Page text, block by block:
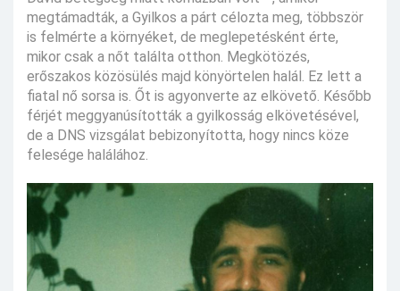
megtámadták, a Gyilkos a párt célozta meg, többször
is felmérte a környéket, de meglepetésként érte,
mikor csak a nőt találta otthon. Megkötözés,
erőszakos közösülés majd könyörtelen halál. Ez lett a
fiatal nő sorsa is. Őt is agyonverte az elkövető. Később
férjét meggyanúsították a gyilkosság elkövetésével,
de a DNS vizsgálat bebizonyította, hogy nincs köze
felesége halálához.